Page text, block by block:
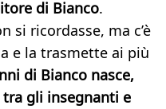
di Bianco.
si ricordasse, ma c’è
e la trasmette ai più
di Bianco nasce,
gli insegnanti e